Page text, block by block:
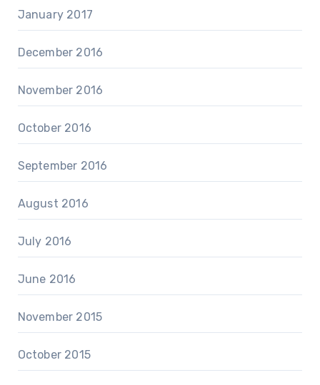
January 2017
December 2016
November 2016
October 2016
September 2016
August 2016
July 2016
June 2016
November 2015
October 2015